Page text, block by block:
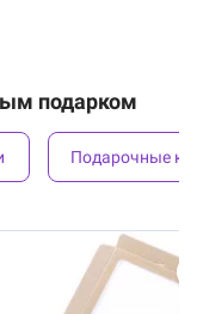
подарком
Подарочные